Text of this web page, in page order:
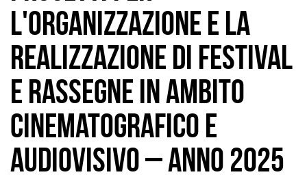
l'organizzazione e la
realizzazione di festival
e rassegne in ambito
cinematografico e
audiovisivo – Anno 2025